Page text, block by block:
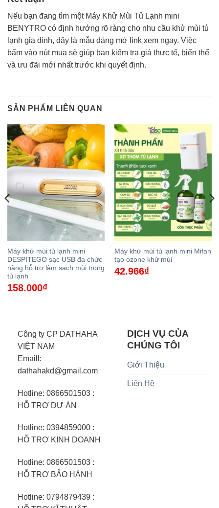
Nếu bạn đang tìm một Máy Khử Mùi Tủ Lạnh mini
BENYTRO có định hướng rõ ràng cho nhu cầu khử mùi tủ
lạnh gia đình, đây là mẫu đáng mở link xem ngay. Việc
bấm vào nút mua sẽ giúp bạn kiểm tra giá thực tế, biến thể
và ưu đãi mới nhất trước khi quyết định.
SẢN PHẨM LIÊN QUAN
Máy khử mùi tủ lạnh mini
DESPITEGO sạc USB đa chức
năng hỗ trợ làm sạch mùi trong
tủ lạnh
158.000₫
Máy khử mùi tủ lạnh mini Mifan
tạo ozone khử mùi
42.966₫
Công ty CP DATHAHA
VIỆT NAM
Emaill:
dathahakd@gmail.com
Hotline: 0866501503 :
HỖ TRỢ DỰ ÁN
Hotline: 0394859000 :
HỖ TRỢ KINH DOANH
Hotline: 0866501503 :
HỖ TRỢ BẢO HÀNH
Hotline: 0794879439 :
DỊCH VỤ CỦA
CHÚNG TÔI
Giới Thiệu
Liên Hệ